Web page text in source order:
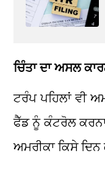
ਚਿੰਤਾ ਦਾ ਅਸਲ
ਟਰੰਪ ਪਹਿਲਾਂ ਵੀ
ਫੈੱਡ ਨੂੰ ਕੰਟਰੋਲ
ਅਮਰੀਕਾ ਕਿਸੇ ਦਿਨ